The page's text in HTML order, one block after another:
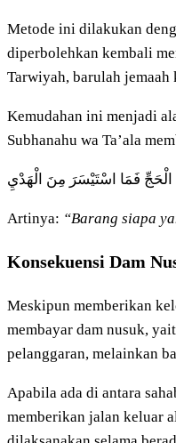
Metode ini dilakukan
diperbolehkan kembali
Tarwiyah, barulah
Kemudahan ini menjadi
Subhanahu wa Ta’ala
الْحَجِّ فَمَا اسْتَيْسَرَ مِنَ الْهَدْيِ
Artinya: “Barang siapa
Konsekuensi Dam
Meskipun memberikan
membayar dam nusuk,
pelanggaran, melainkan
Apabila ada di antara
memberikan jalan keluar